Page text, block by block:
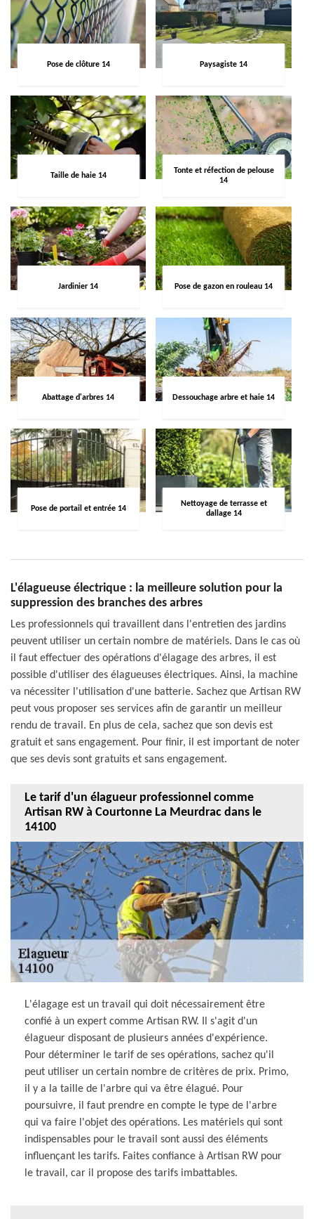
Pose de clôture 14 Paysagiste 14
Taille de haie 14
Tonte et réfection de pelouse
14
Jardinier 14 Pose de gazon en rouleau 14
Abattage d'arbres 14 Dessouchage arbre et haie 14
Pose de portail et entrée 14
Nettoyage de terrasse et
dallage 14
L'élagueuse électrique : la meilleure solution pour la
suppression des branches des arbres
Les professionnels qui travaillent dans l'entretien des jardins
peuvent utiliser un certain nombre de matériels. Dans le cas où
il faut effectuer des opérations d'élagage des arbres, il est
possible d'utiliser des élagueuses électriques. Ainsi, la machine
va nécessiter l'utilisation d'une batterie. Sachez que Artisan RW
peut vous proposer ses services afin de garantir un meilleur
rendu de travail. En plus de cela, sachez que son devis est
gratuit et sans engagement. Pour finir, il est important de noter
que ses devis sont gratuits et sans engagement.
Le tarif d'un élagueur professionnel comme
Artisan RW à Courtonne La Meurdrac dans le
14100
L'élagage est un travail qui doit nécessairement être
confié à un expert comme Artisan RW. Il s'agit d'un
élagueur disposant de plusieurs années d'expérience.
Pour déterminer le tarif de ses opérations, sachez qu'il
peut utiliser un certain nombre de critères de prix. Primo,
il y a la taille de l'arbre qui va être élagué. Pour
poursuivre, il faut prendre en compte le type de l'arbre
qui va faire l'objet des opérations. Les matériels qui sont
indispensables pour le travail sont aussi des éléments
influençant les tarifs. Faites confiance à Artisan RW pour
le travail, car il propose des tarifs imbattables.